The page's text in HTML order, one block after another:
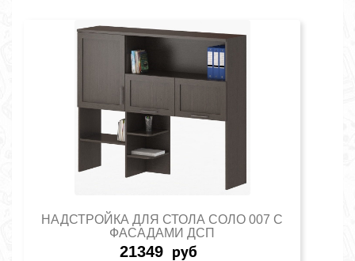
НАДСТРОЙКА ДЛЯ СТОЛА СОЛО 007 С
ФАСАДАМИ ДСП
21349 руб